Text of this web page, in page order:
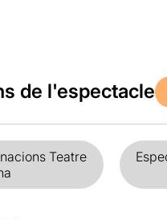
de l'espectacle
Teatre